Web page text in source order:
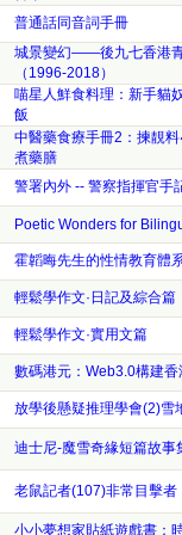
普通話同音詞手冊
城景變幻——後九七香港
（1996-2018）
喵星人鮮食料理：新手貓
飯
中醫藥食療手冊2：揀靚
煮藥膳
警署內外 -- 警察指揮官手
Poetic Wonders for
霍韜晦先生的性情教育體
輕鬆學作文·日記及綜合篇
輕鬆學作文·實用文篇
數碼港元：Web3.0構建香
放學後懸疑推理學會(2)雪
迪士尼-魔雪奇緣短篇故事
老鼠記者(107)非常目擊者
小小夢想家貼紙遊戲書：